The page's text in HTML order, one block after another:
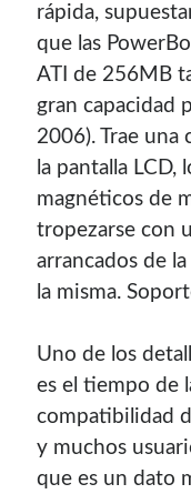
Soy graduado de
clases por 10 años.
experiencias en el
Puedescontactarme
mi página
If you like this
give a small
creating content for
Si te gusta este sitio
rápida,
que las
ATI de 256MB
gran capacidad
2006). Trae una
la pantalla LCD,
magnéticos de
tropezarse con
arrancados de
la misma.
Uno de los
es el tiempo de
compatibilidad
y muchos
que es un dato